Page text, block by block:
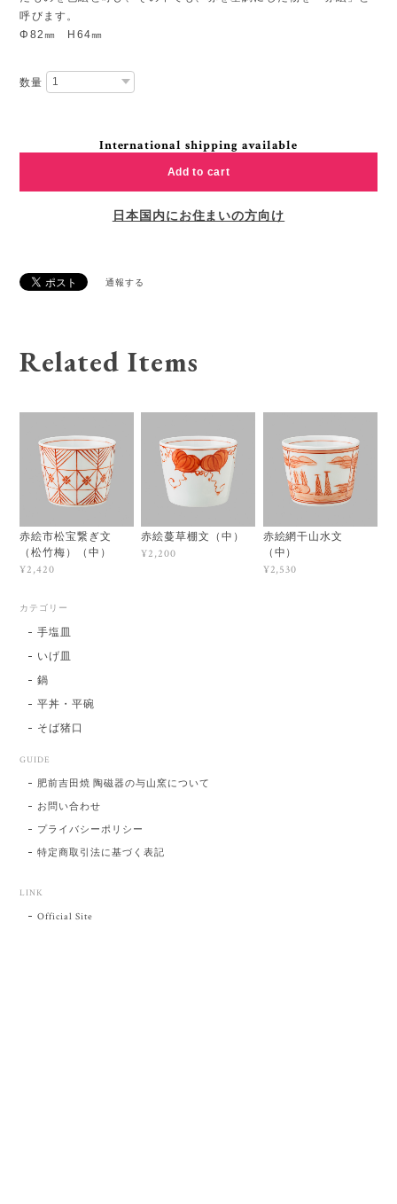
呼びます。
Φ82㎜ H64㎜
数量
International shipping available
Add to cart
日本国内にお住まいの方向け
通報する
Related Items
赤絵市松宝繋ぎ文
（松竹梅）（中）
¥2,420
赤絵蔓草棚文（中）
¥2,200
赤絵網干山水文
（中）
¥2,530
カテゴリー
手塩皿
いげ皿
鍋
平丼・平碗
そば猪口
GUIDE
肥前吉田焼 陶磁器の与山窯について
お問い合わせ
プライバシーポリシー
特定商取引法に基づく表記
LINK
Official Site